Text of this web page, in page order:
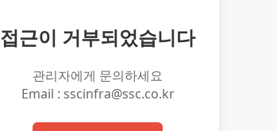
접근이 거부되었습니다
관리자에게 문의하세요
Email : sscinfra@ssc.co.kr